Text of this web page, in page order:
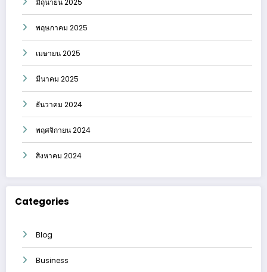
มิถุนายน 2025
พฤษภาคม 2025
เมษายน 2025
มีนาคม 2025
ธันวาคม 2024
พฤศจิกายน 2024
สิงหาคม 2024
Categories
Blog
Business